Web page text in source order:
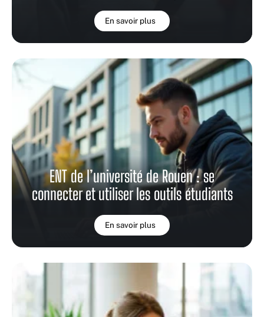
En savoir plus
ENT de l’université de Rouen : se
connecter et utiliser les outils étudiants
En savoir plus